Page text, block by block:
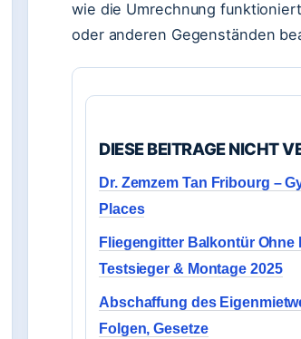
wie die Umrechnung
oder anderen Gegenständen
DIESE BEITRAGE NICHT
Dr. Zemzem Tan Fribourg –
Places
Fliegengitter Balkontür Ohne
Testsieger & Montage 2025
Abschaffung des
Folgen, Gesetze